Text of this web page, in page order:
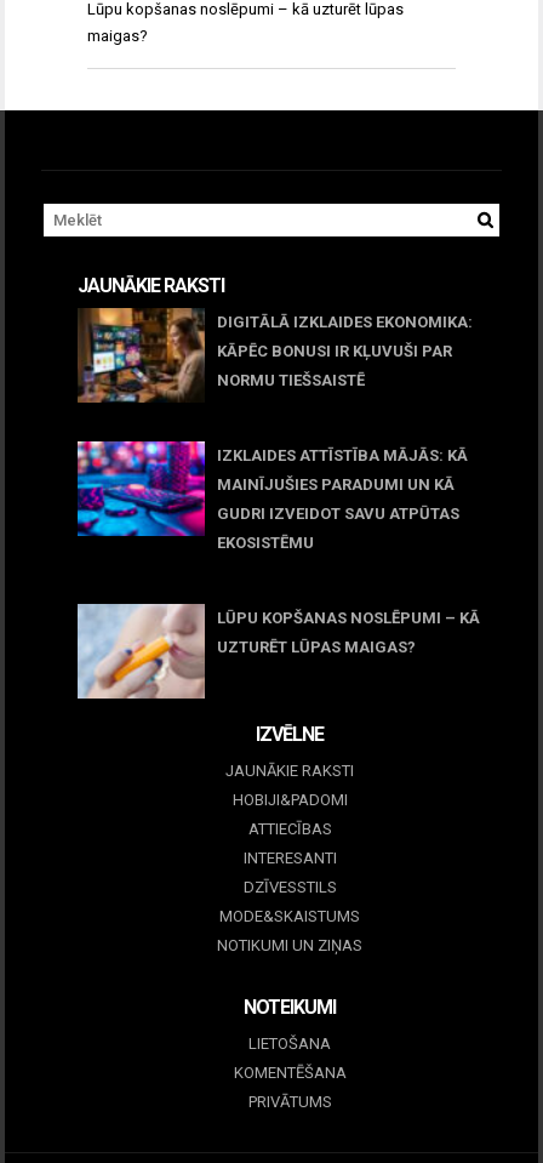
Lūpu kopšanas noslēpumi – kā uzturēt lūpas
maigas?
JAUNĀKIE RAKSTI
DIGITĀLĀ IZKLAIDES EKONOMIKA:
KĀPĒC BONUSI IR KĻUVUŠI PAR
NORMU TIEŠSAISTĒ
IZKLAIDES ATTĪSTĪBA MĀJĀS: KĀ
MAINĪJUŠIES PARADUMI UN KĀ
GUDRI IZVEIDOT SAVU ATPŪTAS
EKOSISTĒMU
LŪPU KOPŠANAS NOSLĒPUMI – KĀ
UZTURĒT LŪPAS MAIGAS?
IZVĒLNE
JAUNĀKIE RAKSTI
HOBIJI&PADOMI
ATTIECĪBAS
INTERESANTI
DZĪVESSTILS
MODE&SKAISTUMS
NOTIKUMI UN ZIŅAS
NOTEIKUMI
LIETOŠANA
KOMENTĒŠANA
PRIVĀTUMS